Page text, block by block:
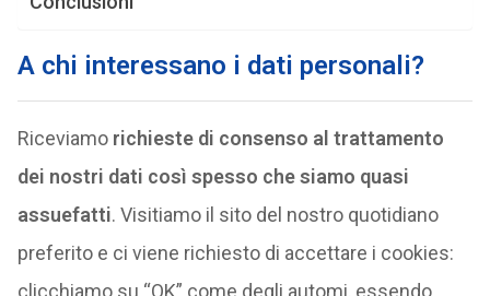
A chi interessano i dati personali?
Riceviamo richieste di consenso al trattamento
dei nostri dati così spesso che siamo quasi
assuefatti. Visitiamo il sito del nostro quotidiano
preferito e ci viene richiesto di accettare i cookies:
clicchiamo su “OK” come degli automi, essendo